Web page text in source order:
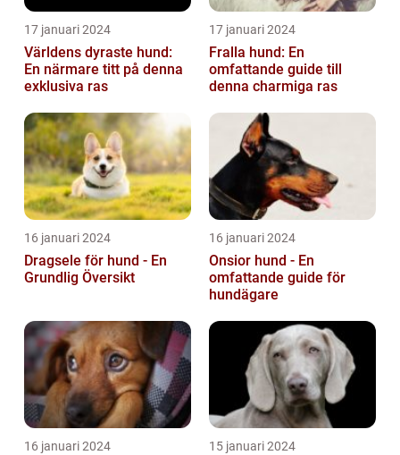
17 januari 2024
Världens dyraste hund:
En närmare titt på denna
exklusiva ras
17 januari 2024
Fralla hund: En
omfattande guide till
denna charmiga ras
16 januari 2024
Dragsele för hund - En
Grundlig Översikt
16 januari 2024
Onsior hund - En
omfattande guide för
hundägare
16 januari 2024 15 januari 2024